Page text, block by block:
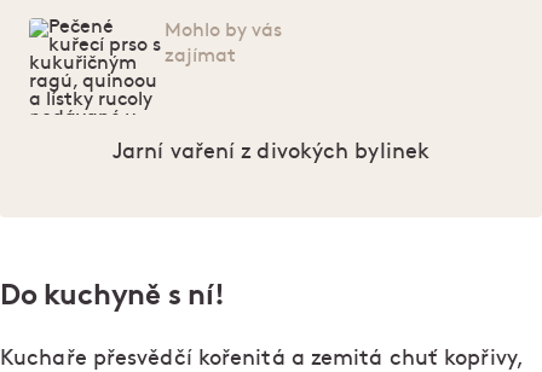
Mohlo by vás
zajímat
Jarní vaření z divokých bylinek
Do kuchyně s ní!
Kuchaře přesvědčí kořenitá a zemitá chuť kopřivy,